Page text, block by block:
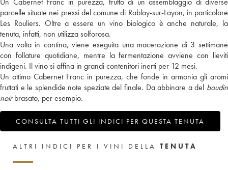
parcelle situate nei pressi del comune di Rablay-sur-Layon, in particolare
Les Rouliers. Oltre a essere un vino biologico è anche naturale, la
tenuta, infatti, non utilizza solforosa.
Una volta in cantina, viene eseguita una macerazione di 3 settimane
con follature quotidiane, mentre la fermentazione avviene con lieviti
indigeni. Il vino si affina in grandi contenitori inerti per 12 mesi.
Un ottimo Cabernet Franc in purezza, che fonde in armonia gli aromi
fruttati e le splendide note speziate del finale. Da abbinare a del boudin
noirbrasato, per esempio.
CONSULTA TUTTI GLI INDICI PER QUESTA TENUTA
ALTRI INDICI PER I VINI DELLA TENUTA